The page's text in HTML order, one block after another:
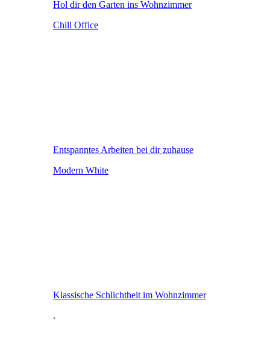
Hol dir den Garten ins Wohnzimmer
Chill Office
Entspanntes Arbeiten bei dir zuhause
Modern White
Klassische Schlichtheit im Wohnzimmer
.